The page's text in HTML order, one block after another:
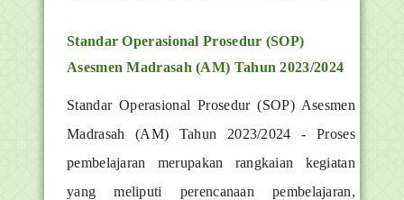
Standar Operasional Prosedur (SOP)
Asesmen Madrasah (AM) Tahun 2023/2024
Standar Operasional Prosedur (SOP) Asesmen
Madrasah (AM) Tahun 2023/2024 - Proses
pembelajaran merupakan rangkaian kegiatan
yang meliputi perencanaan pembelajaran,